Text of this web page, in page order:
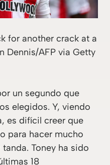
for another crack at a
Dennis/AFP via Getty
un segundo que
elegidos. Y, viendo
es difícil creer que
para hacer mucho
Toney ha sido
18